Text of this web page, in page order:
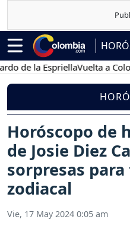
la EspriellaVuelta a Colombia
Horóscopo de
de Josie Diez
sorpresas
zodiacal
Vie, 17 May 2024 0:05 am